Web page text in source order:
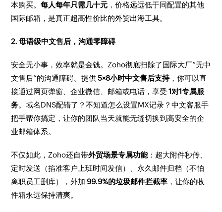
本购买。每人每年只需几十元 ，价格远远低于同配置的其他
国际邮箱，是真正超高性价比的外贸出海工具。
2. 母语级中文售后，沟通零障碍
安全无小事，效率就是金钱。Zoho彻底扫除了国际大厂“无中
文售后”的沟通障碍。提供5×8小时中文售后支持，你可以直
接通过网页弹窗、企业微信、邮箱或电话，享受1对1专属服
务。域名DNS配错了？不知道怎么设置MX记录？中文客服手
把手帮你搞定，让你的团队当天就能无缝切换到高安全的企
业邮箱体系。
不仅如此，Zoho还自带外贸场景专属功能：超大附件秒传、
定时发送（掐准客户上班时间发信）、永久邮件归档（不怕
离职员工删库），外加 99.9%的垃圾邮件拦截率 ，让你的收
件箱永远保持清爽。